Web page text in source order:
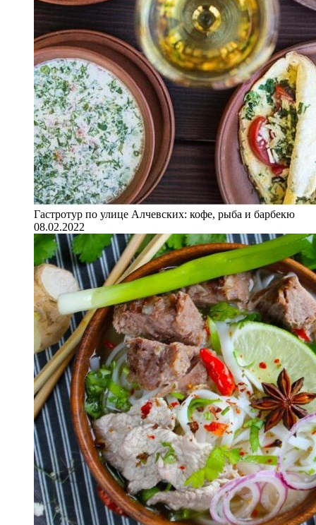
Гастротур по улице Алчевских: кофе, рыба и барбекю
08.02.2022